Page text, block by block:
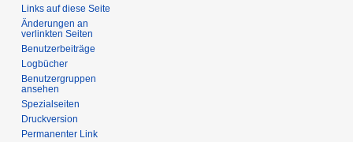
Links auf diese Seite
Änderungen an
verlinkten Seiten
Benutzerbeiträge
Logbücher
Benutzergruppen
ansehen
Spezialseiten
Druckversion
Permanenter Link